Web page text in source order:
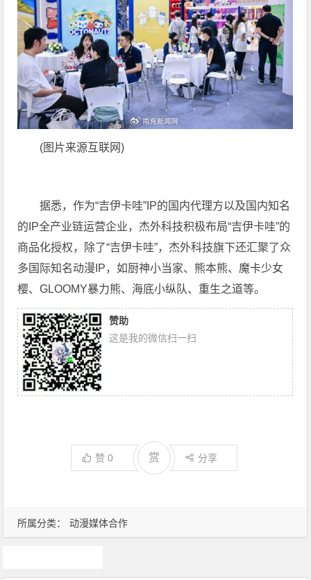
所属分类： 动漫媒体合作
(图片来源互联网)
据悉，作为“吉伊卡哇”IP的国内代理方以及国内知名
的IP全产业链运营企业，杰外科技积极布局“吉伊卡哇”的
商品化授权，除了“吉伊卡哇”，杰外科技旗下还汇聚了众
多国际知名动漫IP，如厨神小当家、熊本熊、魔卡少女
樱、GLOOMY暴力熊、海底小纵队、重生之道等。
赞助
这是我的微信扫一扫
赞0 赏 分享